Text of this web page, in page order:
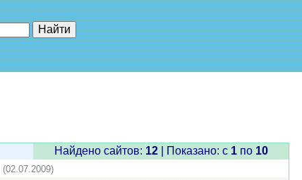
Найдено сайтов: 12| Показано: c 1по 10
(02.07.2009)